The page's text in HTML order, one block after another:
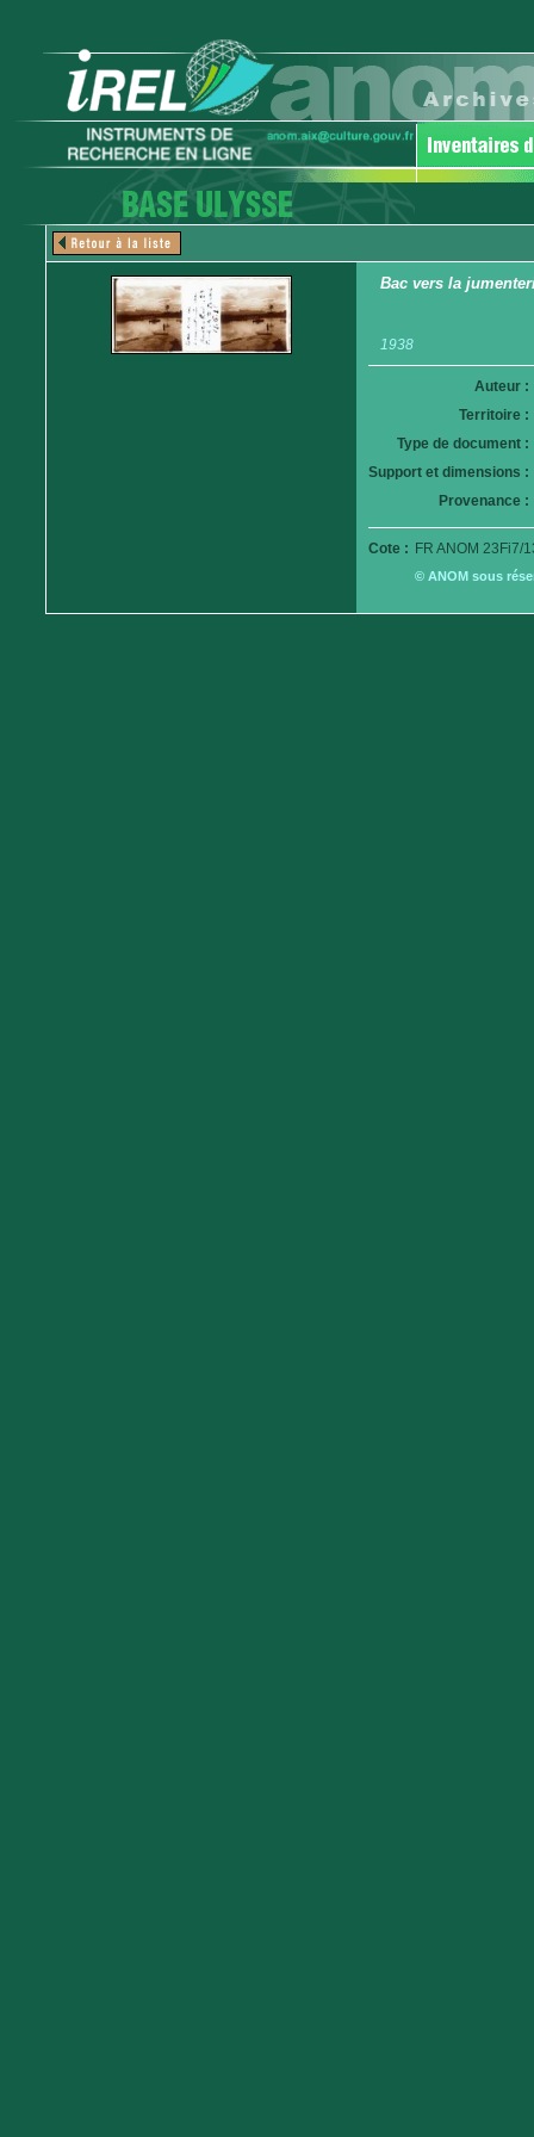
Bac vers la
1938
Auteur :
Territoire :
Type de document :
Support et dimensions :
Provenance :
Cote : FR ANOM 23Fi7/
© ANOM sous